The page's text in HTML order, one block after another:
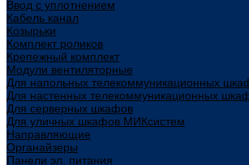
Ввод с уплотнением
Кабель канал
Козырьки
Комплект роликов
Крепежный комплект
Модули вентиляторные
Для напольных телекоммуникационных
Для настенных телекоммуникационных
Для серверных шкафов
Для уличных шкафов МИКсистем
Направляющие
Органайзеры
Панели эл. питания